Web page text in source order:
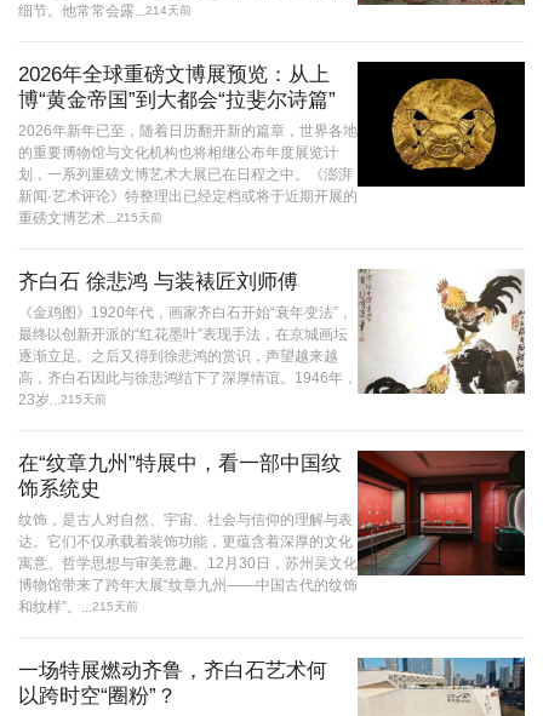
细节。他常常会露...
214天前
2026年全球重磅文博展预览：从上
博“黄金帝国”到大都会“拉斐尔诗篇”
2026年新年已至，随着日历翻开新的篇章，世界各地
的重要博物馆与文化机构也将相继公布年度展览计
划，一系列重磅文博艺术大展已在日程之中。《澎湃
新闻·艺术评论》特整理出已经定档或将于近期开展的
重磅文博艺术...
215天前
齐白石 徐悲鸿 与装裱匠刘师傅
《金鸡图》1920年代，画家齐白石开始“衰年变法”，
最终以创新开派的“红花墨叶”表现手法，在京城画坛
逐渐立足。之后又得到徐悲鸿的赏识，声望越来越
高，齐白石因此与徐悲鸿结下了深厚情谊。1946年，
23岁...
215天前
在“纹章九州”特展中，看一部中国纹
饰系统史
纹饰，是古人对自然、宇宙、社会与信仰的理解与表
达。它们不仅承载着装饰功能，更蕴含着深厚的文化
寓意、哲学思想与审美意趣。12月30日，苏州吴文化
博物馆带来了跨年大展“纹章九州——中国古代的纹饰
和纹样”。...
215天前
一场特展燃动齐鲁，齐白石艺术何
以跨时空“圈粉”？